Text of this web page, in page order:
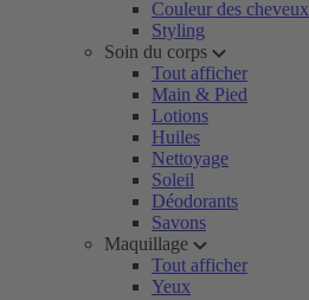
Couleur des cheveux
Styling
Soin du corps
Tout afficher
Main & Pied
Lotions
Huiles
Nettoyage
Soleil
Déodorants
Savons
Maquillage
Tout afficher
Yeux